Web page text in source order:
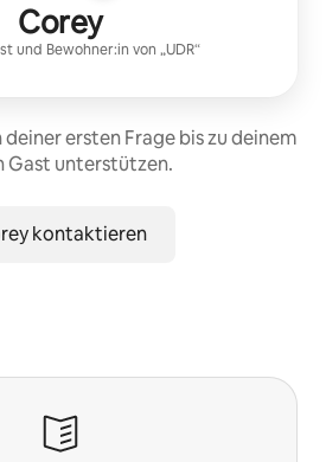
Corey
und Bewohner:in von „UDR“
ersten Frage bis zu deinem
Gast unterstützen.
kontaktieren